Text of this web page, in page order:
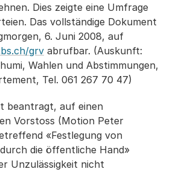
Dies zeigte eine Umfrage
Das vollständige Dokument
6. Juni 2008, auf
grv abrufbar. (Auskunft:
Wahlen und Abstimmungen,
Tel. 061 267 70 47)
beantragt, auf einen
Vorstoss (Motion Peter
«Festlegung von
die öffentliche Hand»
Unzulässigkeit nicht